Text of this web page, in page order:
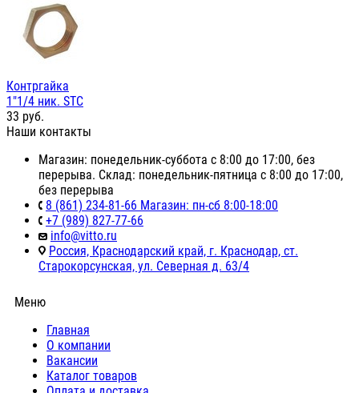
Контргайка
1"1/4 ник. STC
33 руб.
Наши контакты
Магазин: понедельник-суббота с 8:00 до 17:00, без
перерыва. Склад: понедельник-пятница с 8:00 до 17:00,
без перерыва
8 (861) 234-81-66 Магазин: пн-сб 8:00-18:00
+7 (989) 827-77-66
info@vitto.ru
Россия, Краснодарский край, г. Краснодар, ст.
Старокорсунская, ул. Северная д. 63/4
Меню
Главная
О компании
Вакансии
Каталог товаров